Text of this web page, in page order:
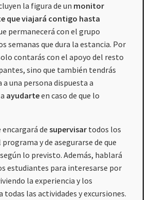
la figura de un monitor
que viajará contigo hasta
permanecerá con el grupo
semanas que dura la estancia. Por
contarás con el apoyo del resto
sino que también tendrás
a una persona dispuesta a
ayudarteen caso de que lo
de supervisar todos los
y de asegurarse de que
lo previsto. Además, hablará
estudiantes para interesarse por
la experiencia y los
todas las actividades y excursiones.